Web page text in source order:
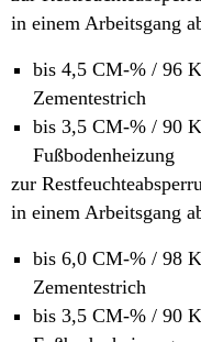
in einem Arbeitsgang
bis 4,5 CM-% / 96
Zementestrich
bis 3,5 CM-% / 90
Fußbodenheizung
zur
in einem Arbeitsgang
bis 6,0 CM-% / 98
Zementestrich
bis 3,5 CM-% / 90